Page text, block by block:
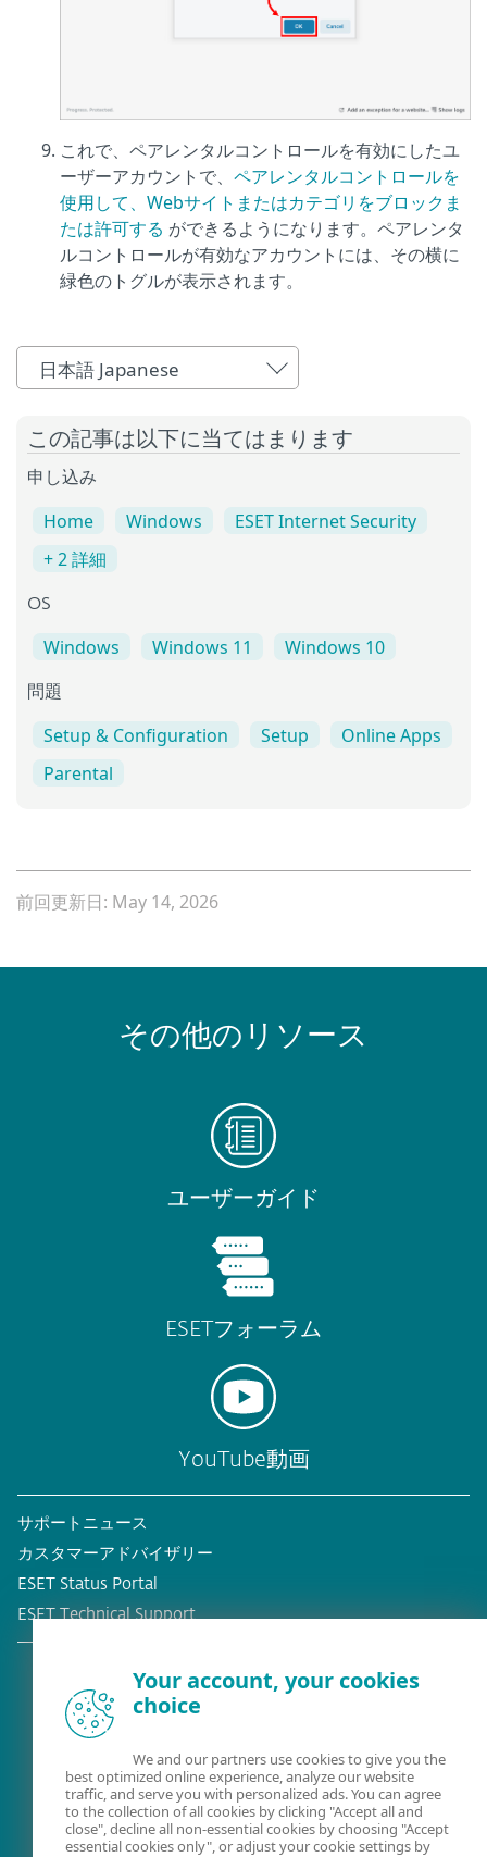
これで、ペアレンタルコントロールを有効にしたユ
ーザーアカウントで、 ペアレンタルコントロールを
使用して、Webサイトまたはカテゴリをブロックま
たは許可する ができるようになります。ペアレンタ
ルコントロールが有効なアカウントには、その横に
緑色のトグルが表示されます。
日本語 Japanese
この記事は以下に当てはまります
申し込み
Home Windows
ESET Internet Security
+ 2 詳細
OS
Windows Windows 11 Windows 10
問題
Setup & Configuration Setup
Online Apps
Parental
前回更新日: May 14, 2026
その他のリソース
ユーザーガイド
ESETフォーラム
YouTube動画
サポートニュース
カスタマーアドバイザリー
ESET Status Portal
ESET Technical Support
既存の顧客？
Your account, your cookies
choice
We and our partners use cookies to give you the
best optimized online experience, analyze our website
traffic, and serve you with personalized ads. You can agree
to the collection of all cookies by clicking "Accept all and
close", decline all non-essential cookies by choosing "Accept
essential cookies only", or adjust your cookie settings by